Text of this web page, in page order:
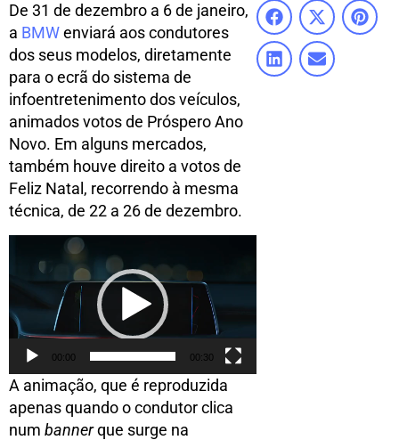
De 31 de dezembro a 6 de janeiro,
a BMWenviará aos condutores
dos seus modelos, diretamente
para o ecrã do sistema de
infoentretenimento dos veículos,
animados votos de Próspero Ano
Novo. Em alguns mercados,
também houve direito a votos de
Feliz Natal, recorrendo à mesma
técnica, de 22 a 26 de dezembro.
Reprodutor
vídeo
00:00 00:30
A animação, que é reproduzida
apenas quando o condutor clica
num bannerque surge na